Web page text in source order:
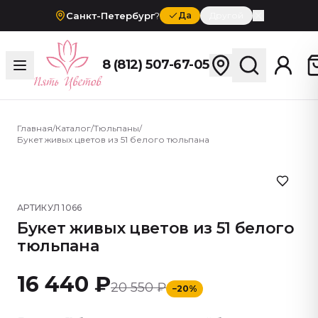
Санкт-Петербург? Да
8 (812) 507-67-05
Главная/Каталог/Тюльпаны/
Букет живых цветов из 51 белого тюльпана
АРТИКУЛ1066
Букет живых цветов из 51 белого
тюльпана
16 440 ₽20 550 ₽ −20%